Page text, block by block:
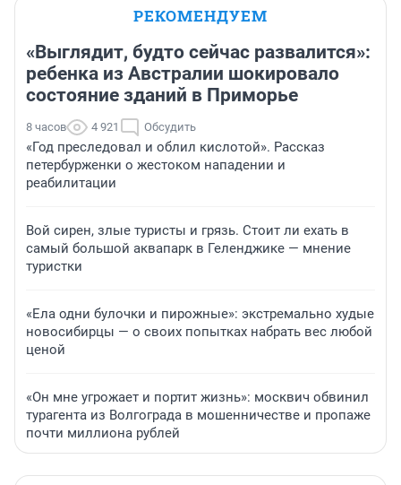
РЕКОМЕНДУЕМ
«Выглядит, будто сейчас развалится»:
ребенка из Австралии шокировало
состояние зданий в Приморье
8 часов 4 921 Обсудить
«Год преследовал и облил кислотой». Рассказ
петербурженки о жестоком нападении и
реабилитации
Вой сирен, злые туристы и грязь. Стоит ли ехать в
самый большой аквапарк в Геленджике — мнение
туристки
«Ела одни булочки и пирожные»: экстремально худые
новосибирцы — о своих попытках набрать вес любой
ценой
«Он мне угрожает и портит жизнь»: москвич обвинил
турагента из Волгограда в мошенничестве и пропаже
почти миллиона рублей